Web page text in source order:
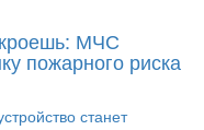
МЧС
пожарного риска